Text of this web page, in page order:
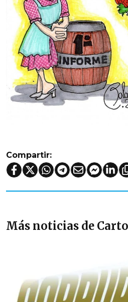
Compartir:
Más noticias de